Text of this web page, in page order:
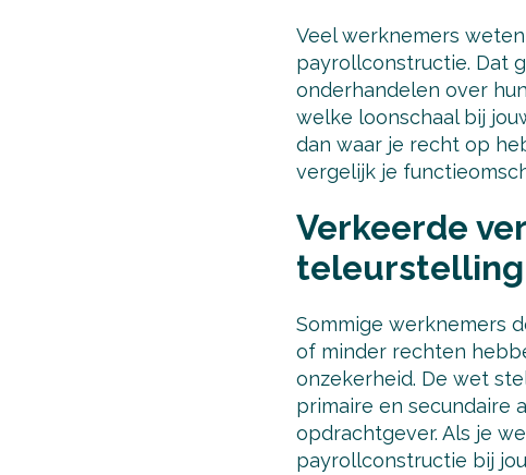
Veel werknemers
payrollconstructie. Dat
onderhandelen over
welke loonschaal bij
dan waar je recht op
vergelijk je
Verkeerde
Sommige werknemers
of minder rechten
onzekerheid. De wet
primaire en secundaire
opdrachtgever. Als je
payrollconstructie bij